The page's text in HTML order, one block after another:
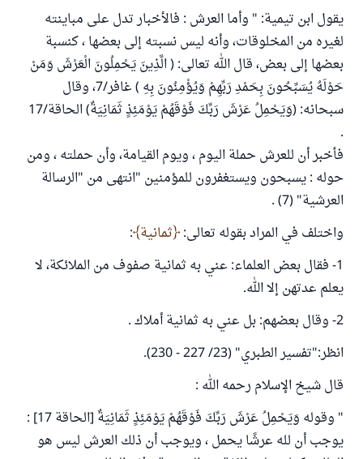
يقول ابن تيمية: " وأما العرش : فالأخبار تدل على مباينته
لغيره من المخلوقات، وأنه ليس نسبته إلى بعضها ، كنسبة
بعضها إلى بعض، قال الله تعالى: ( الَّذِينَ يَحْمِلُونَ الْعَرْشَ وَمَنْ
حَوْلَهُ يُسَبِّحُونَ بِحَمْدِ رَبِّهِمْ وَيُؤْمِنُونَ بِهِ ) غافر/7، وقال
سبحانه: (وَيَحْمِلُ عَرْشَ رَبِّكَ فَوْقَهُمْ يَوْمَئِذٍ ثَمَانِيَةٌ) الحاقة/17
.
فأخبر أن للعرش حملة اليوم ، ويوم القيامة، وأن حملته ، ومن
حوله : يسبحون ويستغفرون للمؤمنين "انتهى من "الرسالة
العرشية" (7) .
واختلف في المراد بقوله تعالى: ثمانية :
1- فقال بعض العلماء: عني به ثمانية صفوف من الملائكة، لا
يعلم عدتهن إلا الله.
2- وقال بعضهم: بل عني به ثمانية أملاك .
انظر:"تفسير الطبري" (23/ 227 - 230).
قال شيخ الإسلام رحمه الله :
" وقوله وَيَحْمِلُ عَرْشَ رَبِّكَ فَوْقَهُمْ يَوْمَئِذٍ ثَمَانِيَةٌ [الحاقة 17] :
يوجب أن لله عرشًا يحمل ، ويوجب أن ذلك العرش ليس هو